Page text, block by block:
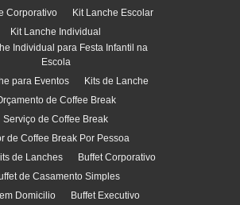
Corporativo
Kit Lanche Escolar
Kit Lanche Individual
Individual para Festa Infantil na
Escola
para Eventos
Kits de Lanche
de Coffee Break
Serviço de Coffee Break
de Coffee Break Por Pessoa
de Lanches
Buffet Corporativo
de Casamento Simples
Domicilio
Buffet Executivo